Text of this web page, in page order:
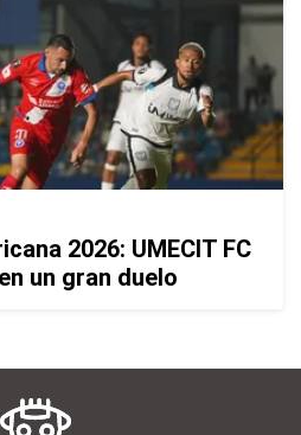
2026: UMECIT FC
un gran duelo